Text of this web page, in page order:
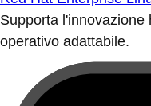
Supporta
operativo adattabile.